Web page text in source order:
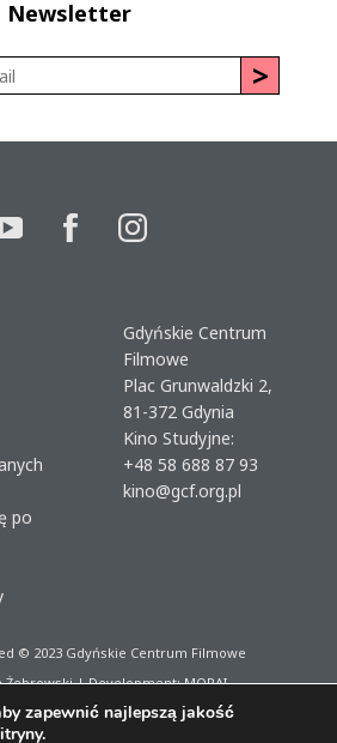
Newsletter
po
Gdyńskie Centrum
Filmowe
Plac Grunwaldzki 2,
81-372 Gdynia
Kino Studyjne:
+48 58 688 87 93
kino@gcf.org.pl
© 2023Gdyńskie Centrum Filmowe
Żebrowski | Development:MORAI
zapewnić najlepszą jakość